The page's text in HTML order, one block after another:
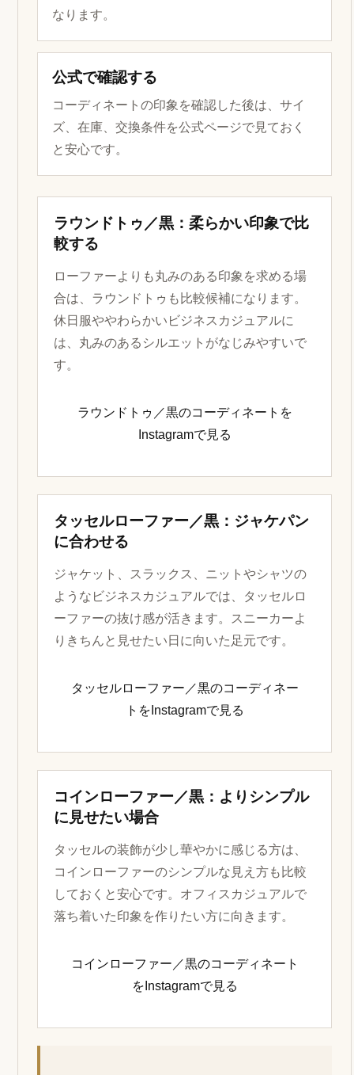
なります。
公式で確認する
コーディネートの印象を確認した後は、サイ
ズ、在庫、交換条件を公式ページで見ておく
と安心です。
ラウンドトゥ／黒：柔らかい印象で比
較する
ローファーよりも丸みのある印象を求める場
合は、ラウンドトゥも比較候補になります。
休日服ややわらかいビジネスカジュアルに
は、丸みのあるシルエットがなじみやすいで
す。
ラウンドトゥ／黒のコーディネートを
Instagramで見る
タッセルローファー／黒：ジャケパン
に合わせる
ジャケット、スラックス、ニットやシャツの
ようなビジネスカジュアルでは、タッセルロ
ーファーの抜け感が活きます。スニーカーよ
りきちんと見せたい日に向いた足元です。
タッセルローファー／黒のコーディネー
トをInstagramで見る
コインローファー／黒：よりシンプル
に見せたい場合
タッセルの装飾が少し華やかに感じる方は、
コインローファーのシンプルな見え方も比較
しておくと安心です。オフィスカジュアルで
落ち着いた印象を作りたい方に向きます。
コインローファー／黒のコーディネート
をInstagramで見る